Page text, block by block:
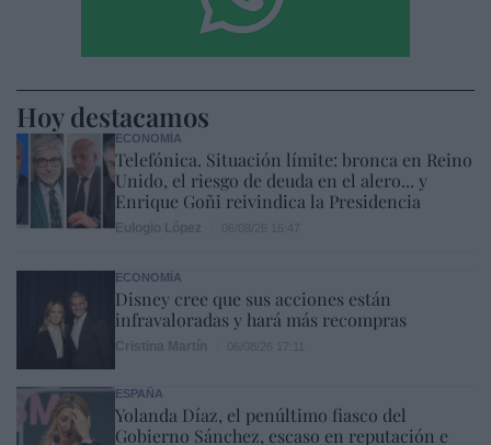
Hoy destacamos
ECONOMÍA
Telefónica. Situación límite: bronca en Reino
Unido, el riesgo de deuda en el alero... y
Enrique Goñi reivindica la Presidencia
ECONOMÍA
Disney cree que sus acciones están
infravaloradas y hará más recompras
ESPAÑA
Yolanda Díaz, el penúltimo fiasco del
Gobierno Sánchez, escaso en reputación e